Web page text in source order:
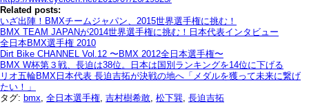
Related posts:
いざ出陣！BMXチームジャパン、2015世界選手権に挑む！
BMX TEAM JAPANが2014世界選手権に挑む！日本代表インタビュー
全日本BMX選手権 2010
Dirt Bike CHANNEL Vol.12 〜BMX 2012全日本選手権〜
BMX W杯第３戦、長迫は38位。日本は国別ランキングを14位に下げる
リオ五輪BMX日本代表 長迫吉拓が決戦の地へ「メダルを獲って未来に繋げ
たい！」
タグ: bmx 全日本選手権 吉村樹希敢 松下巽 長迫吉拓